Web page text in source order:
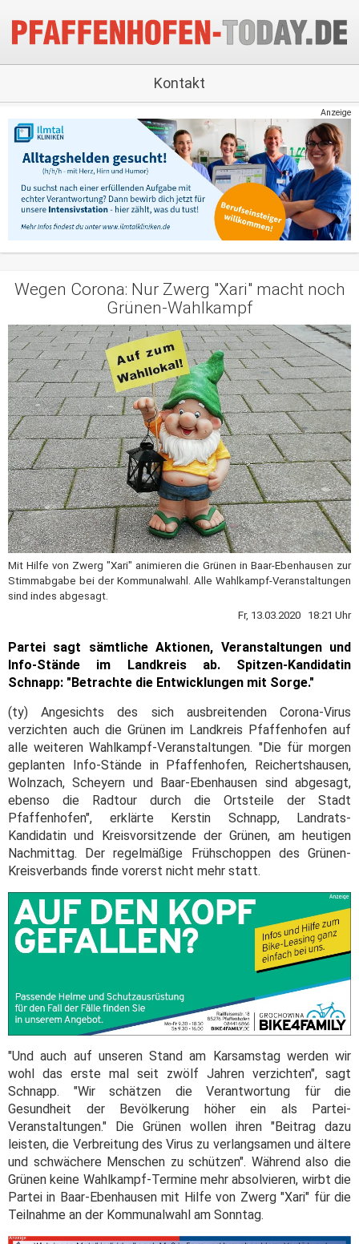
Kontakt
Anzeige
Wegen Corona: Nur Zwerg "Xari" macht noch
Grünen-Wahlkampf
Mit Hilfe von Zwerg "Xari" animieren die Grünen in Baar-Ebenhausen zur
Stimmabgabe bei der Kommunalwahl. Alle Wahlkampf-Veranstaltungen
sind indes abgesagt.
Fr, 13.03.2020 18:21 Uhr
Partei sagt sämtliche Aktionen, Veranstaltungen und
Info-Stände im Landkreis ab. Spitzen-Kandidatin
Schnapp: "Betrachte die Entwicklungen mit Sorge."
(ty) Angesichts des sich ausbreitenden Corona-Virus
verzichten auch die Grünen im Landkreis Pfaffenhofen auf
alle weiteren Wahlkampf-Veranstaltungen. "Die für morgen
geplanten Info-Stände in Pfaffenhofen, Reichertshausen,
Wolnzach, Scheyern und Baar-Ebenhausen sind abgesagt,
ebenso die Radtour durch die Ortsteile der Stadt
Pfaffenhofen", erklärte Kerstin Schnapp, Landrats-
Kandidatin und Kreisvorsitzende der Grünen, am heutigen
Nachmittag. Der regelmäßige Frühschoppen des Grünen-
Kreisverbands finde vorerst nicht mehr statt.
"Und auch auf unseren Stand am Karsamstag werden wir
wohl das erste mal seit zwölf Jahren verzichten", sagt
Schnapp. "Wir schätzen die Verantwortung für die
Gesundheit der Bevölkerung höher ein als Partei-
Veranstaltungen." Die Grünen wollen ihren "Beitrag dazu
leisten, die Verbreitung des Virus zu verlangsamen und ältere
und schwächere Menschen zu schützen". Während also die
Grünen keine Wahlkampf-Termine mehr absolvieren, wirbt die
Partei in Baar-Ebenhausen mit Hilfe von Zwerg "Xari" für die
Teilnahme an der Kommunalwahl am Sonntag.